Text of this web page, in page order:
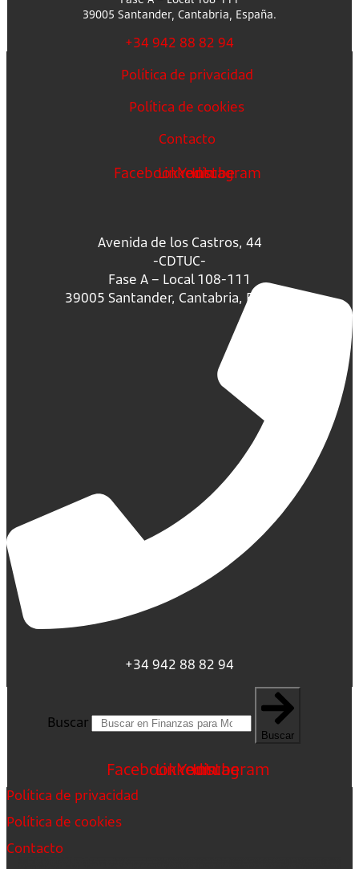
39005 Santander, Cantabria, España.
+34 942 88 82 94
Política de privacidad
Política de cookies
Contacto
FacebookLinkedin
Youtube
Instagram
Avenida de los Castros, 44
-CDTUC-
Fase A – Local 108-111
39005 Santander, Cantabria, España.
+34 942 88 82 94
Buscar
Buscar
FacebookLinkedin
Youtube
Instagram
Política de privacidad
Política de cookies
Contacto